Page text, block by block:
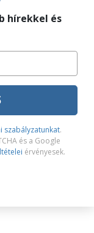
hírekkel és
szabályzatunkat.
és a Google
érvényesek.